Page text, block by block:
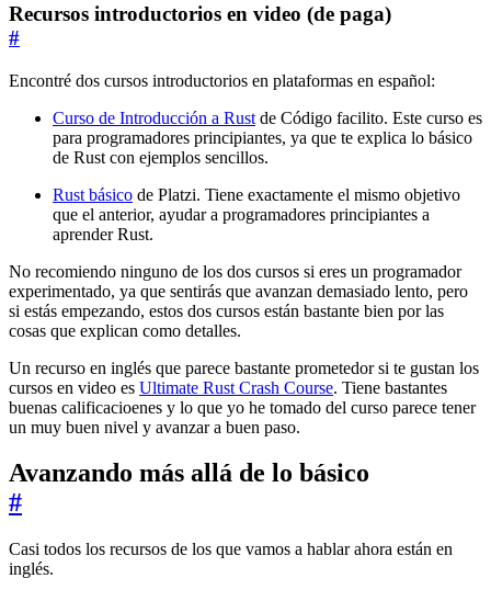
Recursos introductorios en video (de paga)
#
Encontré dos cursos introductorios en plataformas en español:
Curso de Introducción a Rust de Código facilito. Este curso es
para programadores principiantes, ya que te explica lo básico
de Rust con ejemplos sencillos.
Rust básico de Platzi. Tiene exactamente el mismo objetivo
que el anterior, ayudar a programadores principiantes a
aprender Rust.
No recomiendo ninguno de los dos cursos si eres un programador
experimentado, ya que sentirás que avanzan demasiado lento, pero
si estás empezando, estos dos cursos están bastante bien por las
cosas que explican como detalles.
Un recurso en inglés que parece bastante prometedor si te gustan los
cursos en video es Ultimate Rust Crash Course. Tiene bastantes
buenas calificacioenes y lo que yo he tomado del curso parece tener
un muy buen nivel y avanzar a buen paso.
Avanzando más allá de lo básico
#
Casi todos los recursos de los que vamos a hablar ahora están en
inglés.